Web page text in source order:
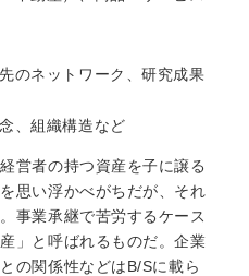
のネットワーク、研究成果
、組織構造など
営者の持つ資産を子に譲る
思い浮かべがちだが、それ
事業承継で苦労するケース
」と呼ばれるものだ。企業
の関係性などはB/Sに載ら